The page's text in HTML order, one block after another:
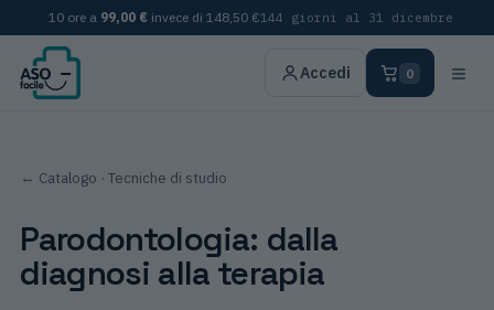
10 ore a 99,00 €invece di 148,50 €144 giorni al 31 dicembre
Accedi 0 ≡
← Catalogo · Tecniche di studio
Parodontologia: dalla
diagnosi alla terapia